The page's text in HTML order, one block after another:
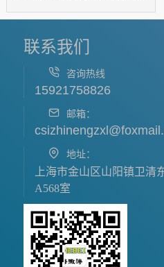
联系我们
咨询热线
15921758826
邮箱：
地址：
上海市金山区山阳镇卫清
A568室